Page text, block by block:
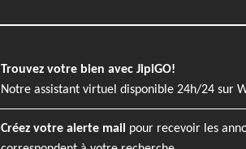
Trouvez votre bien avec JipiGO!
Notre assistant virtuel disponible 24h/24 sur
Créez votre alerte mail pour recevoir les